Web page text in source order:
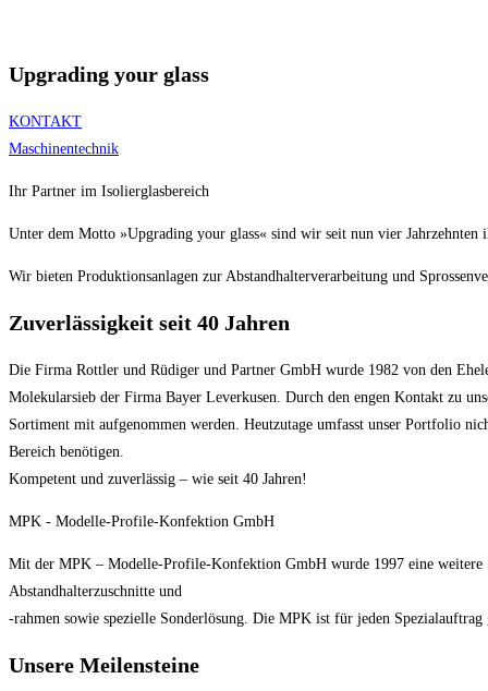
Upgrading your glass
KONTAKT
Maschinentechnik
Ihr Partner im Isolierglasbereich
Unter dem Motto »Upgrading your glass« sind wir seit nun vier
Wir bieten Produktionsanlagen zur Abstandhalterverarbeitung und
Zuverlässigkeit seit 40 Jahren
Die Firma Rottler und Rüdiger und Partner GmbH wurde 1982 von den
Molekularsieb der Firma Bayer Leverkusen. Durch den engen Kontakt zu
Sortiment mit aufgenommen werden. Heutzutage umfasst unser Portfolio
Bereich benötigen.
Kompetent und zuverlässig – wie seit 40 Jahren!
MPK - Modelle-Profile-Konfektion GmbH
Mit der MPK – Modelle-Profile-Konfektion GmbH wurde 1997 eine weitere
Abstandhalterzuschnitte und
-rahmen sowie spezielle Sonderlösung. Die MPK ist für jeden Spezialauftrag
Unsere Meilensteine